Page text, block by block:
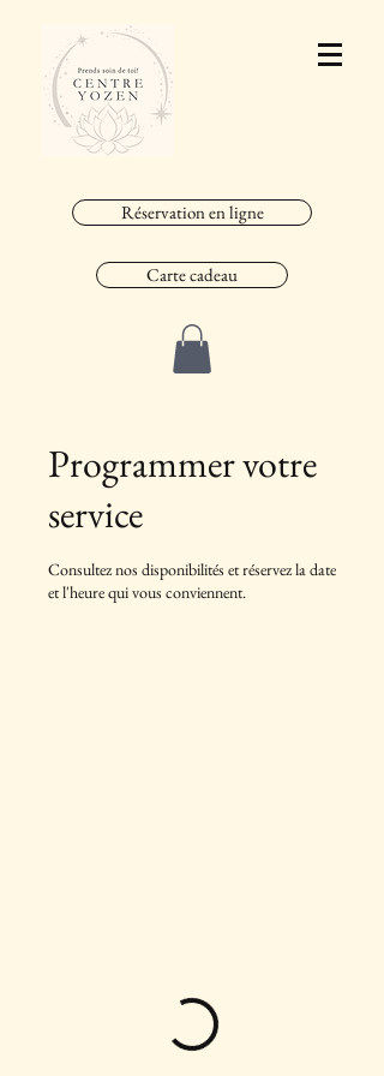
Réservation en ligne
Carte cadeau
Programmer votre
service
Consultez nos disponibilités et réservez la date
et l'heure qui vous conviennent.